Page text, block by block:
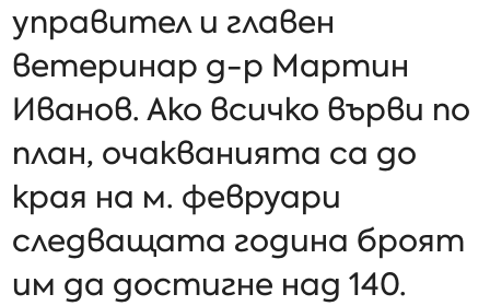
управител и главен
ветеринар д-р Мартин
Иванов. Ако всичко върви по
план, очакванията са до
края на м. февруари
следващата година броят
им да достигне над 140.